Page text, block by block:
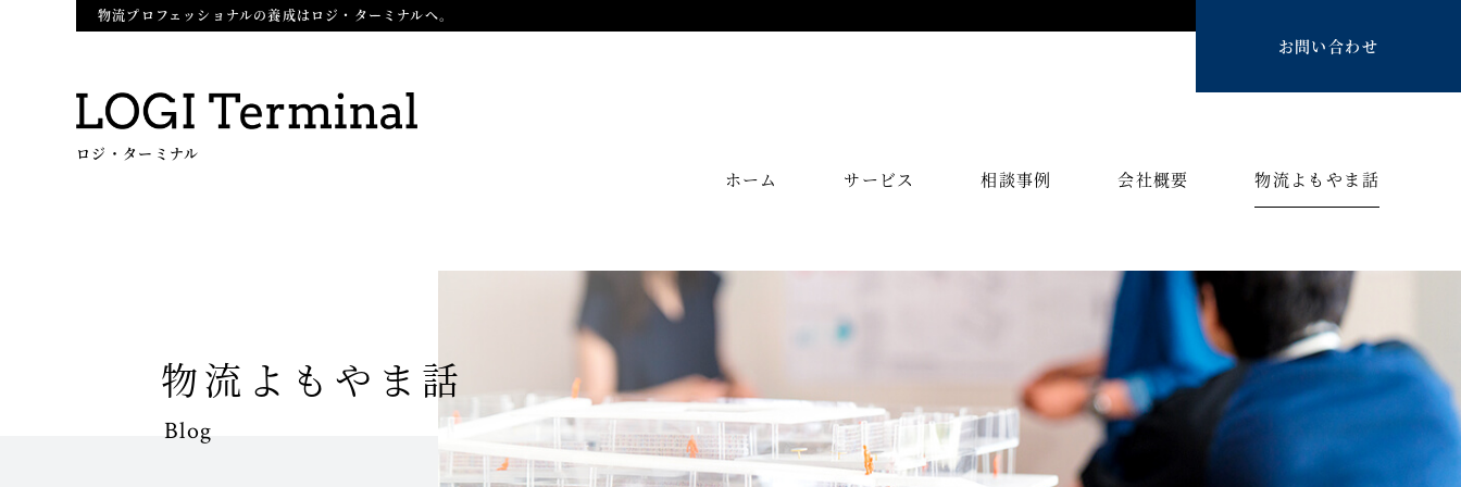
物流プロフェッショナルの養成はロジ・ターミナルへ。
お問い合わせ
ロジ・ターミナル
ホーム サービス 相談事例 会社概要 物流よもやま話
物流よもやま話
Blog